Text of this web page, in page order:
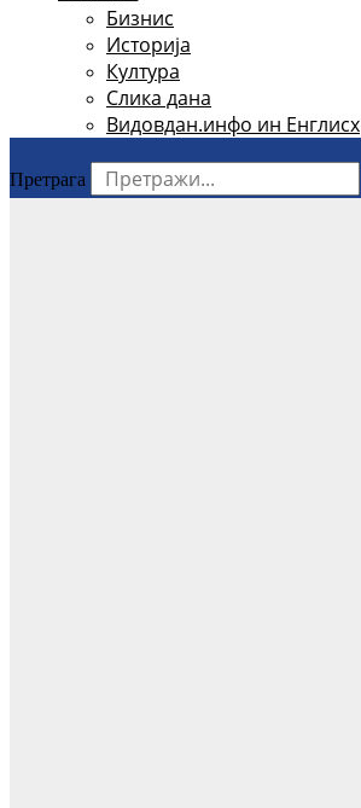
Бизнис
Историја
Култура
Слика дана
Видовдан.инфо ин Енглисх
Претрага